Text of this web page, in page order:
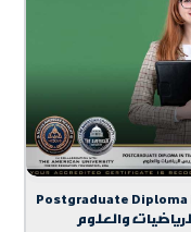
Postgraduate
والعلوم